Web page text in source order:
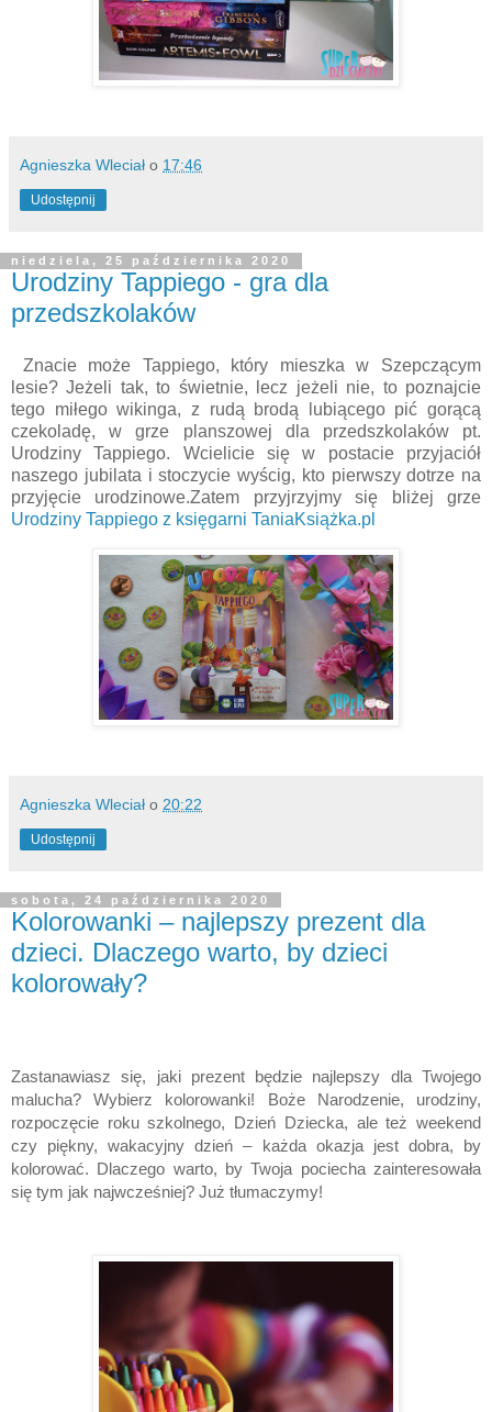
Agnieszka Wleciał o 17:46
Udostępnij
niedziela, 25 października 2020
Urodziny Tappiego - gra dla
przedszkolaków
Znacie może Tappiego, który mieszka w Szepczącym
lesie? Jeżeli tak, to świetnie, lecz jeżeli nie, to poznajcie
tego miłego wikinga, z rudą brodą lubiącego pić gorącą
czekoladę, w grze planszowej dla przedszkolaków pt.
Urodziny Tappiego. Wcielicie się w postacie przyjaciół
naszego jubilata i stoczycie wyścig, kto pierwszy dotrze na
przyjęcie urodzinowe.Zatem przyjrzyjmy się bliżej grze
Urodziny Tappiego z księgarni TaniaKsiążka.pl
Agnieszka Wleciał o 20:22
Udostępnij
sobota, 24 października 2020
Kolorowanki – najlepszy prezent dla
dzieci. Dlaczego warto, by dzieci
kolorowały?
Zastanawiasz się, jaki prezent będzie najlepszy dla Twojego
malucha? Wybierz kolorowanki! Boże Narodzenie, urodziny,
rozpoczęcie roku szkolnego, Dzień Dziecka, ale też weekend
czy piękny, wakacyjny dzień – każda okazja jest dobra, by
kolorować. Dlaczego warto, by Twoja pociecha zainteresowała
się tym jak najwcześniej? Już tłumaczymy!